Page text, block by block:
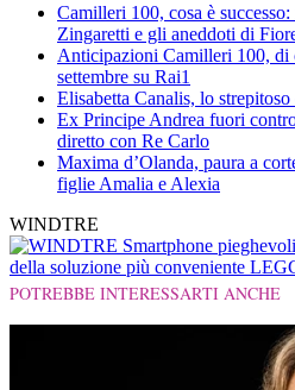
Camilleri 100, cosa è
Zingaretti e gli aneddoti di
Anticipazioni Camilleri 100, di
settembre su Rai1
Elisabetta Canalis, lo
Ex Principe Andrea fuori
diretto con Re Carlo
Maxima d’Olanda, paura a
figlie Amalia e Alexia
WINDTRE
Smartphone pieghevoli
della soluzione più conveniente